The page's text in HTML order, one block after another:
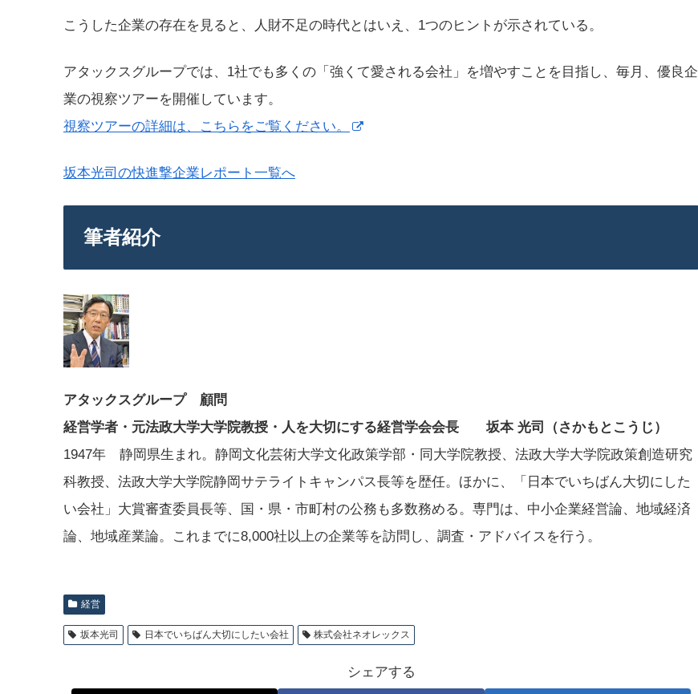
こうした企業の存在を見ると、人財不足の時代とはいえ、1つのヒントが示されている。
アタックスグループでは、1社でも多くの「強くて愛される会社」を増やすことを目指し、毎月、優良企
業の視察ツアーを開催しています。
視察ツアーの詳細は、こちらをご覧ください。
坂本光司の快進撃企業レポート一覧へ
筆者紹介
アタックスグループ 顧問
経営学者・元法政大学大学院教授・人を大切にする経営学会会長 坂本 光司（さかもとこうじ）
1947年 静岡県生まれ。静岡文化芸術大学文化政策学部・同大学院教授、法政大学大学院政策創造研究
科教授、法政大学大学院静岡サテライトキャンパス長等を歴任。ほかに、「日本でいちばん大切にした
い会社」大賞審査委員長等、国・県・市町村の公務も多数務める。専門は、中小企業経営論、地域経済
論、地域産業論。これまでに8,000社以上の企業等を訪問し、調査・アドバイスを行う。
経営
坂本光司 日本でいちばん大切にしたい会社 株式会社ネオレックス
シェアする